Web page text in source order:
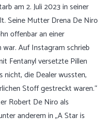
am 2. Juli 2023 in seiner
Seine Mutter Drena De Niro
offenbar an einer
Auf Instagram schrieb
Fentanyl versetzte Pillen
nicht, die Dealer wussten,
Stoff gestreckt waren.“
Robert De Niro als
anderem in „A Star is